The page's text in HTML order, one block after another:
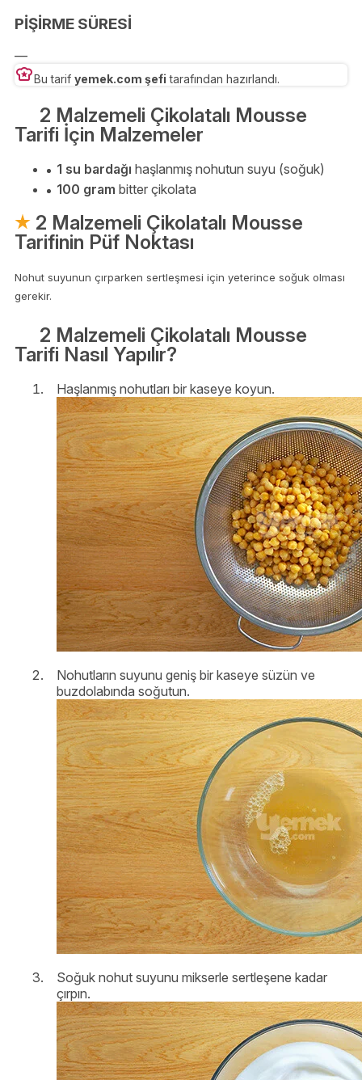
PİŞİRME SÜRESİ
—
Bu tarif yemek.com şefi tarafından hazırlandı.
2 Malzemeli Çikolatalı Mousse
Tarifi İçin Malzemeler
1 su bardağı haşlanmış nohutun suyu (soğuk)
100 gram bitter çikolata
2 Malzemeli Çikolatalı Mousse
Tarifinin Püf Noktası
Nohut suyunun çırparken sertleşmesi için yeterince soğuk olması
gerekir.
2 Malzemeli Çikolatalı Mousse
Tarifi Nasıl Yapılır?
Haşlanmış nohutları bir kaseye koyun.
Nohutların suyunu geniş bir kaseye süzün ve
buzdolabında soğutun.
Soğuk nohut suyunu mikserle sertleşene kadar
çırpın.